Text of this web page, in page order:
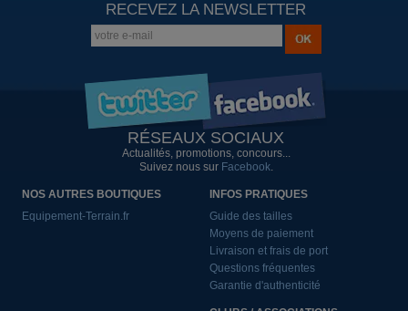
RECEVEZ LA NEWSLETTER
RÉSEAUX SOCIAUX
Actualités, promotions, concours...
Suivez nous sur Facebook.
NOS AUTRES BOUTIQUES
Equipement-Terrain.fr
INFOS PRATIQUES
Guide des tailles
Moyens de paiement
Livraison et frais de port
Questions fréquentes
Garantie d'authenticité